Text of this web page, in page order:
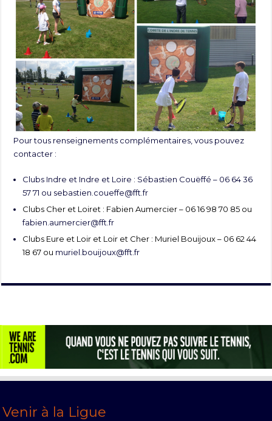
Pour tous renseignements complémentaires, vous pouvez
contacter :
Clubs Indre et Indre et Loire : Sébastien Couëffé – 06 64 36
57 71 ou sebastien.coueffe@fft.fr
Clubs Cher et Loiret : Fabien Aumercier – 06 16 98 70 85 ou
fabien.aumercier@fft.fr
Clubs Eure et Loir et Loir et Cher : Muriel Bouijoux – 06 62 44
18 67 ou muriel.bouijoux@fft.fr
Venir à la Ligue